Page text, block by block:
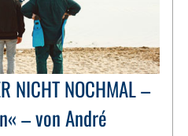
NICHT NOCHMAL –
– von André